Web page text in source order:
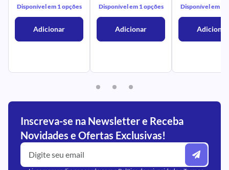
Disponível em 1 opções
Adicionar
Disponível em 1 opções
Adicionar
Disponível em 1
Adicionar
Inscreva-se na Newsletter e Receba
Novidades e Ofertas Exclusivas!